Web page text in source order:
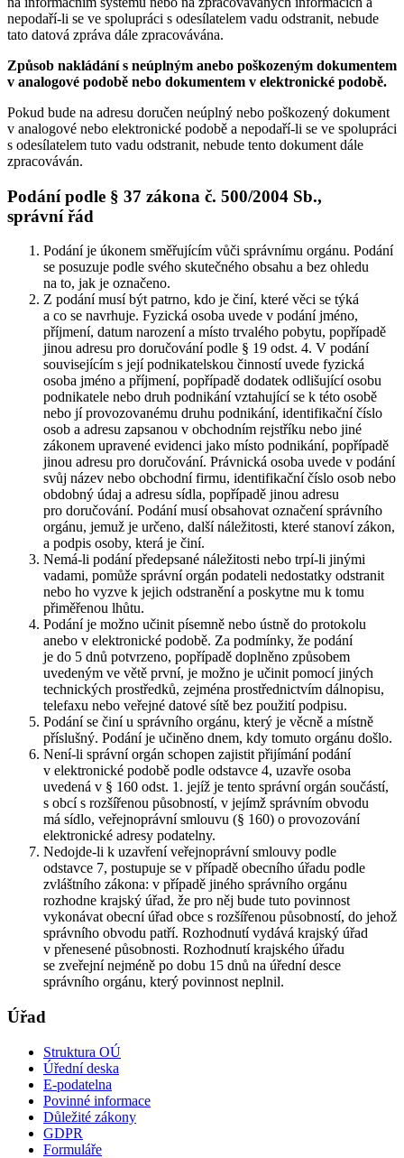
nepodaří-li se ve spolupráci s odesílatelem vadu odstranit, nebude
tato datová zpráva dále zpracovávána.
Způsob nakládání s neúplným anebo poškozeným dokumentem
v analogové podobě nebo dokumentem v elektronické podobě.
Pokud bude na adresu doručen neúplný nebo poškozený dokument
v analogové nebo elektronické podobě a nepodaří-li se ve spolupráci
s odesílatelem tuto vadu odstranit, nebude tento dokument dále
zpracováván.
Podání podle § 37 zákona č. 500/2004 Sb.,
správní řád
Podání je úkonem směřujícím vůči správnímu orgánu. Podání
se posuzuje podle svého skutečného obsahu a bez ohledu
na to, jak je označeno.
Z podání musí být patrno, kdo je činí, které věci se týká
a co se navrhuje. Fyzická osoba uvede v podání jméno,
příjmení, datum narození a místo trvalého pobytu, popřípadě
jinou adresu pro doručování podle § 19 odst. 4. V podání
souvisejícím s její podnikatelskou činností uvede fyzická
osoba jméno a příjmení, popřípadě dodatek odlišující osobu
podnikatele nebo druh podnikání vztahující se k této osobě
nebo jí provozovanému druhu podnikání, identifikační číslo
osob a adresu zapsanou v obchodním rejstříku nebo jiné
zákonem upravené evidenci jako místo podnikání, popřípadě
jinou adresu pro doručování. Právnická osoba uvede v podání
svůj název nebo obchodní firmu, identifikační číslo osob nebo
obdobný údaj a adresu sídla, popřípadě jinou adresu
pro doručování. Podání musí obsahovat označení správního
orgánu, jemuž je určeno, další náležitosti, které stanoví zákon,
a podpis osoby, která je činí.
Nemá-li podání předepsané náležitosti nebo trpí-li jinými
vadami, pomůže správní orgán podateli nedostatky odstranit
nebo ho vyzve k jejich odstranění a poskytne mu k tomu
přiměřenou lhůtu.
Podání je možno učinit písemně nebo ústně do protokolu
anebo v elektronické podobě. Za podmínky, že podání
je do 5 dnů potvrzeno, popřípadě doplněno způsobem
uvedeným ve větě první, je možno je učinit pomocí jiných
technických prostředků, zejména prostřednictvím dálnopisu,
telefaxu nebo veřejné datové sítě bez použití podpisu.
Podání se činí u správního orgánu, který je věcně a místně
příslušný. Podání je učiněno dnem, kdy tomuto orgánu došlo.
Není-li správní orgán schopen zajistit přijímání podání
v elektronické podobě podle odstavce 4, uzavře osoba
uvedená v § 160 odst. 1. jejíž je tento správní orgán součástí,
s obcí s rozšířenou působností, v jejímž správním obvodu
má sídlo, veřejnoprávní smlouvu (§ 160) o provozování
elektronické adresy podatelny.
Nedojde-li k uzavření veřejnoprávní smlouvy podle
odstavce 7, postupuje se v případě obecního úřadu podle
zvláštního zákona: v případě jiného správního orgánu
rozhodne krajský úřad, že pro něj bude tuto povinnost
vykonávat obecní úřad obce s rozšířenou působností, do jehož
správního obvodu patří. Rozhodnutí vydává krajský úřad
v přenesené působnosti. Rozhodnutí krajského úřadu
se zveřejní nejméně po dobu 15 dnů na úřední desce
správního orgánu, který povinnost neplnil.
Úřad
Struktura OÚ
Úřední deska
E-podatelna
Povinné informace
Důležité zákony
GDPR
Formuláře